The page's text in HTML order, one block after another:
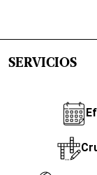
SERVICIOS